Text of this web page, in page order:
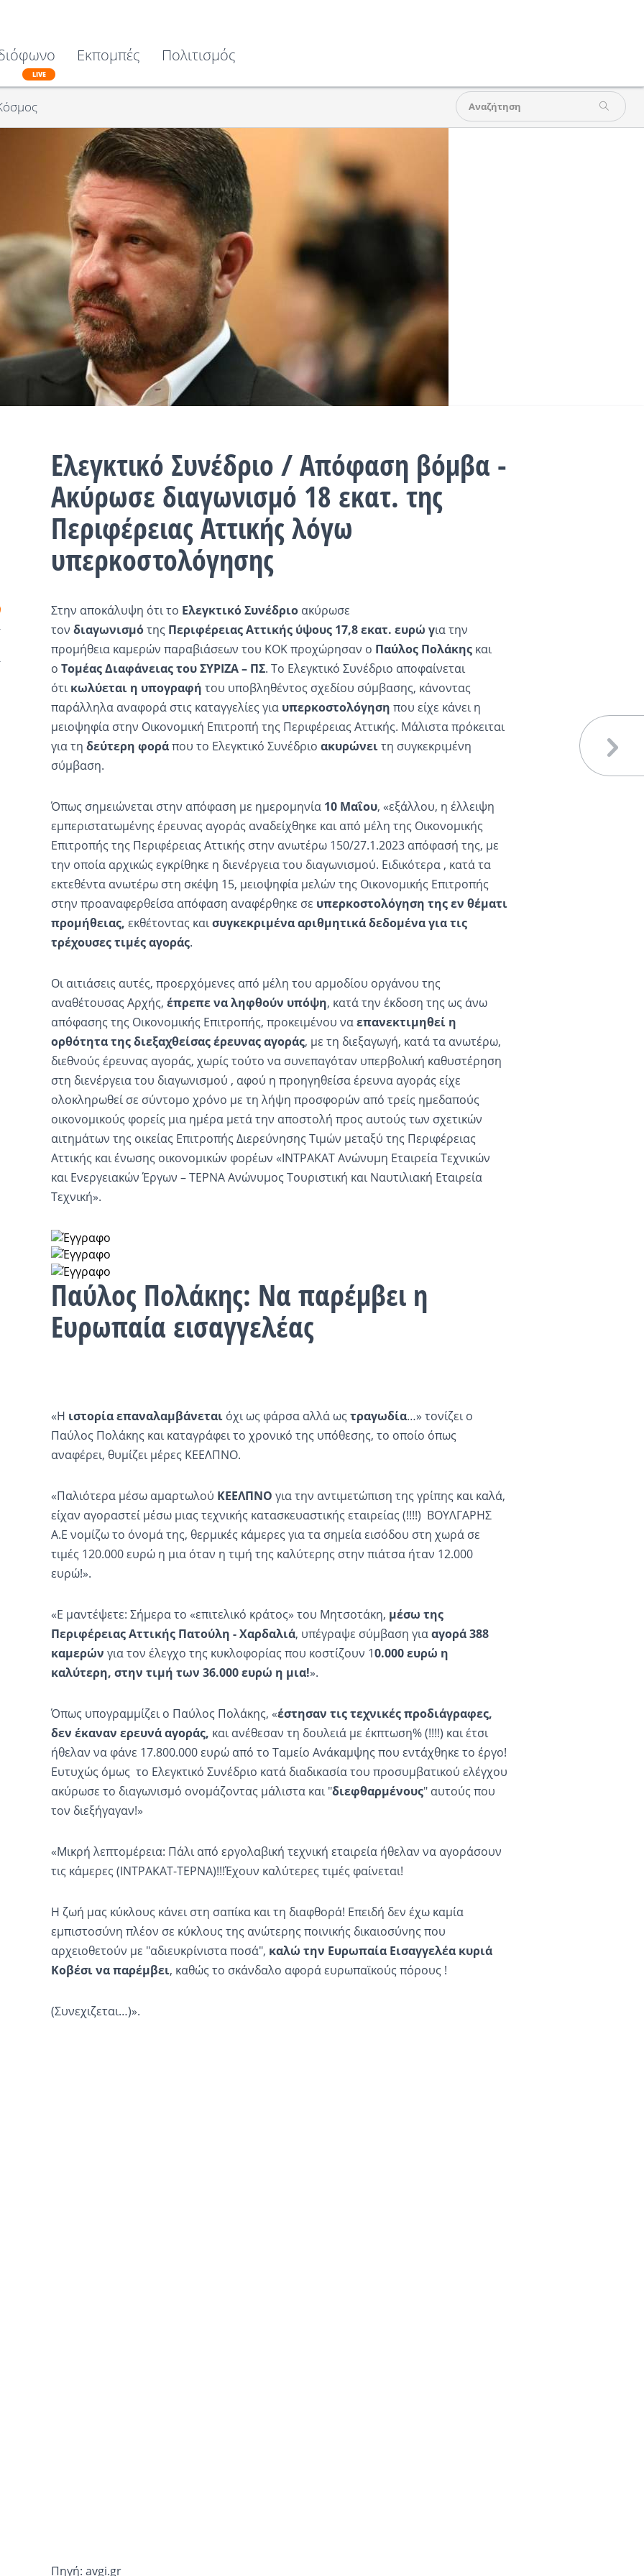
LIVE
Εκπομπές Πολιτισμός
Ελεγκτικό Συνέδριο / Απόφαση βόμβα -
Ακύρωσε διαγωνισμό 18 εκατ. της
Περιφέρειας Αττικής λόγω
υπερκοστολόγησης
Στην αποκάλυψη ότι το Ελεγκτικό Συνέδριο ακύρωσε
τον διαγωνισμότης Περιφέρειας Αττικής ύψους 17,8 εκατ. ευρώ για την
προμήθεια καμερών παραβιάσεων του ΚΟΚ προχώρησαν ο Παύλος Πολάκηςκαι
ο Τομέας Διαφάνειας του ΣΥΡΙΖΑ – ΠΣ. Το Ελεγκτικό Συνέδριο αποφαίνεται
ότικωλύεται η υπογραφή του υποβληθέντος σχεδίου σύμβασης, κάνοντας
παράλληλα αναφορά στις καταγγελίες για υπερκοστολόγηση που είχε κάνει η
μειοψηφία στην Οικονομική Επιτροπή της Περιφέρειας Αττικής. Μάλιστα πρόκειται
για τη δεύτερη φοράπου το Ελεγκτικό Συνέδριο ακυρώνειτη συγκεκριμένη
σύμβαση.
Όπως σημειώνεται στην απόφαση με ημερομηνία 10 Μαΐου, «εξάλλου, η έλλειψη
εμπεριστατωμένης έρευνας αγοράς αναδείχθηκε και από μέλη της Οικονομικής
Επιτροπής της Περιφέρειας Αττικής στην ανωτέρω 150/27.1.2023 απόφασή της, με
την οποία αρχικώς εγκρίθηκε η διενέργεια του διαγωνισμού. Ειδικότερα , κατά τα
εκτεθέντα ανωτέρω στη σκέψη 15, μειοψηφία μελών της Οικονομικής Επιτροπής
στην προαναφερθείσα απόφαση αναφέρθηκε σε υπερκοστολόγηση της εν θέματι
προμήθειας, εκθέτοντας καισυγκεκριμένα αριθμητικά δεδομένα για τις
τρέχουσες τιμές αγοράς.
Οι αιτιάσεις αυτές, προερχόμενες από μέλη του αρμοδίου οργάνου της
αναθέτουσας Αρχής, έπρεπε να ληφθούν υπόψη, κατά την έκδοση της ως άνω
απόφασης της Οικονομικής Επιτροπής, προκειμένου ναεπανεκτιμηθεί η
ορθότητα της διεξαχθείσας έρευνας αγοράς, με τη διεξαγωγή, κατά τα ανωτέρω,
διεθνούς έρευνας αγοράς, χωρίς τούτο να συνεπαγόταν υπερβολική καθυστέρηση
στη διενέργεια του διαγωνισμού , αφού η προηγηθείσα έρευνα αγοράς είχε
ολοκληρωθεί σε σύντομο χρόνο με τη λήψη προσφορών από τρείς ημεδαπούς
οικονομικούς φορείς μια ημέρα μετά την αποστολή προς αυτούς των σχετικών
αιτημάτων της οικείας Επιτροπής Διερεύνησης Τιμών μεταξύ της Περιφέρειας
Αττικής και ένωσης οικονομικών φορέων «ΙΝΤΡΑΚΑΤ Ανώνυμη Εταιρεία Τεχνικών
και Ενεργειακών Έργων – ΤΕΡΝΑ Ανώνυμος Τουριστική και Ναυτιλιακή Εταιρεία
Τεχνική».
Παύλος Πολάκης: Να παρέμβει η
Ευρωπαία εισαγγελέας
«Η ιστορία επαναλαμβάνεται όχι ως φάρσα αλλά ως τραγωδία…» τονίζει ο
Παύλος Πολάκης και καταγράφει το χρονικό της υπόθεσης, το οποίο όπως
αναφέρει, θυμίζει μέρες ΚΕΕΛΠΝΟ.
«Παλιότερα μέσω αμαρτωλού ΚΕΕΛΠΝΟ για την αντιμετώπιση της γρίπης και καλά,
είχαν αγοραστεί μέσω μιας τεχνικής κατασκευαστικής εταιρείας (!!!!) ΒΟΥΛΓΑΡΗΣ
Α.Ε νομίζω το όνομά της, θερμικές κάμερες για τα σημεία εισόδου στη χωρά σε
τιμές 120.000 ευρώ η μια όταν η τιμή της καλύτερης στην πιάτσα ήταν 12.000
ευρώ!».
«Ε μαντέψετε: Σήμερα το «επιτελικό κράτος» του Μητσοτάκη, μέσω της
Περιφέρειας Αττικής Πατούλη - Χαρδαλιά, υπέγραψε σύμβαση γιααγορά 388
καμερών για τον έλεγχο της κυκλοφορίας που κοστίζουν 10.000 ευρώ η
καλύτερη, στην τιμή των 36.000 ευρώ η μια!».
Όπως υπογραμμίζει ο Παύλος Πολάκης, «έστησαν τις τεχνικές προδιάγραφες,
δεν έκαναν ερευνά αγοράς, και ανέθεσαν τη δουλειά με έκπτωση% (!!!!) και έτσι
ήθελαν να φάνε 17.800.000 ευρώ από το Ταμείο Ανάκαμψης που εντάχθηκε το έργο!
Ευτυχώς όμως το Ελεγκτικό Συνέδριο κατά διαδικασία του προσυμβατικού ελέγχου
ακύρωσε το διαγωνισμό ονομάζοντας μάλιστα και "διεφθαρμένους" αυτούς που
τον διεξήγαγαν!»
«Μικρή λεπτομέρεια: Πάλι από εργολαβική τεχνική εταιρεία ήθελαν να αγοράσουν
τις κάμερες (ΙΝΤΡΑΚΑΤ-ΤΕΡΝΑ)!!!Έχουν καλύτερες τιμές φαίνεται!
Η ζωή μας κύκλους κάνει στη σαπίκα και τη διαφθορά! Επειδή δεν έχω καμία
εμπιστοσύνη πλέον σε κύκλους της ανώτερης ποινικής δικαιοσύνης που
αρχειοθετούν με "αδιευκρίνιστα ποσά", καλώ την Ευρωπαία Εισαγγελέα κυριά
Κοβέσι να παρέμβει, καθώς το σκάνδαλο αφορά ευρωπαϊκούς πόρους !
(Συνεχιζεται…)».
Πηγή: avgi.gr